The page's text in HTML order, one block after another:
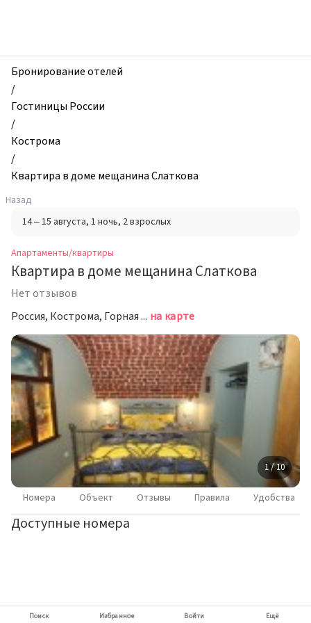
и
квартиры,
Квартира
доме
мещанина
Слаткова,
Кострома,
Россия
Бронирование отелей
/
Гостиницы России
/
Кострома
/
Квартира в доме мещанина Слаткова
Назад
14 – 15 августа, 1 ночь, 2 взрослых
Апартаменты/квартиры
Квартира в доме мещанина Слаткова
Нет отзывов
Россия, Кострома, Горная улица, 6 на карте
1 / 10
Номера Объект Отзывы Правила Удобства
Доступные номера
Поиск Избранное Войти Ещё